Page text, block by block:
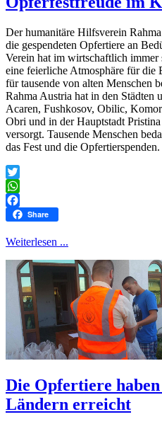
Der humanitäre Hilfsverein
die gespendeten Opfertiere an
Verein hat im wirtschaftlich
eine feierliche Atmosphäre für die
für tausende von alten Menschen
Rahma Austria hat in den Städten
Acaren, Fushkosov, Obilic,
Obri und in der Hauptstadt
versorgt. Tausende Menschen
das Fest und die Opfertierspenden.
Twitter
WhatsApp
Facebook
Share
Weiterlesen ...
Die Opfertiere
Ländern erreicht